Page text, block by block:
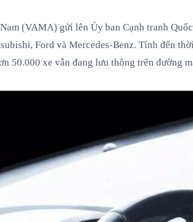
(VAMA) gửi lên Ủy ban Cạnh tranh
Ford và Mercedes-Benz. Tính đến
50.000 xe vẫn đang lưu thông trên đường